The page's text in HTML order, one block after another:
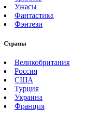
Ужасы
Фантастика
Фэнтези
Страны
Великобритания
Россия
США
Турция
Украина
Франция